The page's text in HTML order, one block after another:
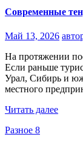
Современные
Май 13, 2026
На протяжении
Если раньше
Урал, Сибирь и
местного
Читать далее
Разное 8